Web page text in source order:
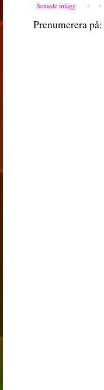
Senaste inlägg
Prenumerera på: